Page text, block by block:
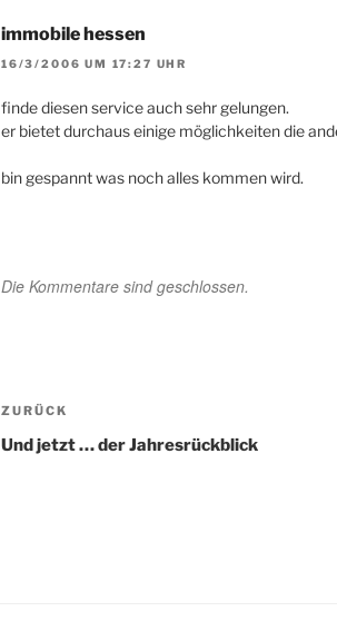
immobile hessen
16/3/2006 UM 17:27 UHR
finde diesen service auch sehr gelungen.
er bietet durchaus einige möglichkeiten die
bin gespannt was noch alles kommen wird.
Die Kommentare sind geschlossen.
Beitragsnavigation
Vorheriger
Beitrag
ZURÜCK
Und jetzt … der Jahresrückblick